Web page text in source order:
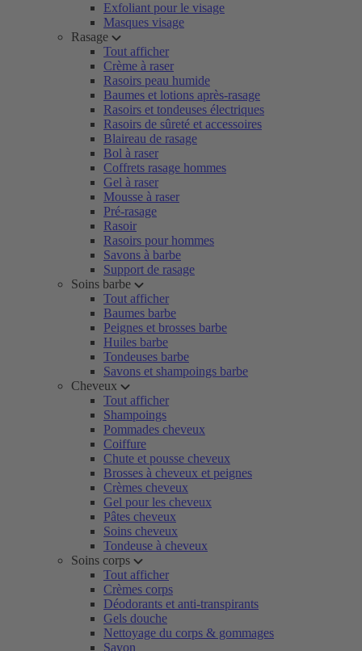
Exfoliant pour le visage
Masques visage
Rasage
Tout afficher
Crème à raser
Rasoirs peau humide
Baumes et lotions après-rasage
Rasoirs et tondeuses électriques
Rasoirs de sûreté et accessoires
Blaireau de rasage
Bol à raser
Coffrets rasage hommes
Gel à raser
Mousse à raser
Pré-rasage
Rasoir
Rasoirs pour hommes
Savons à barbe
Support de rasage
Soins barbe
Tout afficher
Baumes barbe
Peignes et brosses barbe
Huiles barbe
Tondeuses barbe
Savons et shampoings barbe
Cheveux
Tout afficher
Shampoings
Pommades cheveux
Coiffure
Chute et pousse cheveux
Brosses à cheveux et peignes
Crèmes cheveux
Gel pour les cheveux
Pâtes cheveux
Soins cheveux
Tondeuse à cheveux
Soins corps
Tout afficher
Crèmes corps
Déodorants et anti-transpirants
Gels douche
Nettoyage du corps & gommages
Savon